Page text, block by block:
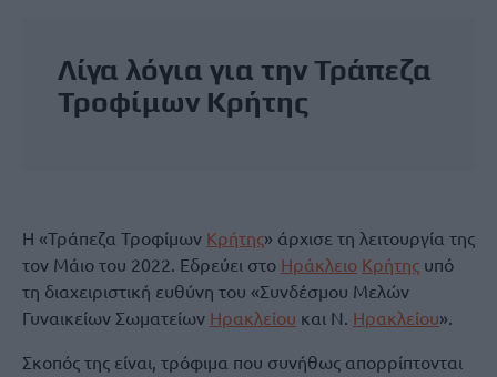
Λίγα λόγια για την Τράπεζα
Τροφίμων Κρήτης
Η «Τράπεζα Τροφίμων Κρήτης» άρχισε τη λειτουργία της
τον Μάιο του 2022. Εδρεύει στο Ηράκλειο Κρήτης υπό
τη διαχειριστική ευθύνη του «Συνδέσμου Μελών
Γυναικείων Σωματείων Ηρακλείου και Ν. Ηρακλείου».
Σκοπός της είναι, τρόφιμα που συνήθως απορρίπτονται